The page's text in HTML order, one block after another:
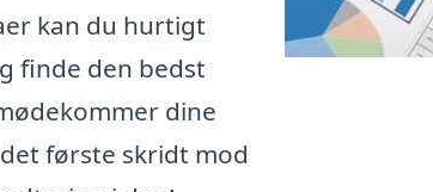
kan du hurtigt
finde den bedst
dine
første skridt mod